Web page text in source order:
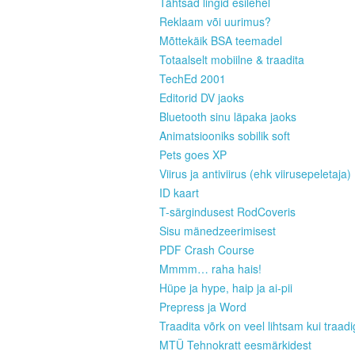
Reklaam või uurimus?
Mõttekäik BSA teemadel
Totaalselt mobiilne & traadita
TechEd 2001
Editorid DV jaoks
Bluetooth sinu läpaka jaoks
Animatsiooniks sobilik soft
Pets goes XP
Viirus ja antiviirus (ehk viirusepeletaja)
ID kaart
T-särgindusest RodCoveris
Sisu mänedzeerimisest
PDF Crash Course
Mmmm… raha hais!
Hüpe ja hype, haip ja ai-pii
Prepress ja Word
Traadita võrk on veel lihtsam kui
MTÜ Tehnokratt eesmärkidest